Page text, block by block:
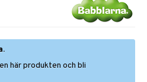
här produkten och bli